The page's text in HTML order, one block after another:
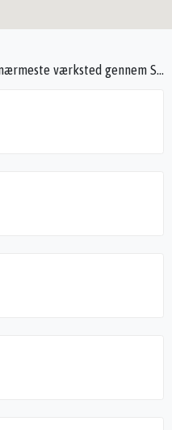
Virksomheder i Bevtoft - Find det nærmeste værksted gennem Seek4Cars